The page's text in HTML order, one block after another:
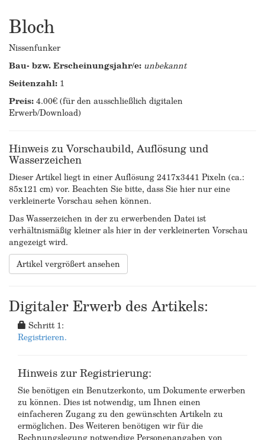
Bloch
Nissenfunker
Bau- bzw. Erscheinungsjahr/e: unbekannt
Seitenzahl: 1
Preis:4.00€ (für den ausschließlich digitalen
Erwerb/Download)
Hinweis zu Vorschaubild, Auflösung und
Wasserzeichen
Dieser Artikel liegt in einer Auflösung 2417x3441 Pixeln (ca.:
85x121 cm) vor. Beachten Sie bitte, dass Sie hier nur eine
verkleinerte Vorschau sehen können.
Das Wasserzeichen in der zu erwerbenden Datei ist
verhältnismäßig kleiner als hier in der verkleinerten Vorschau
angezeigt wird.
Artikel vergrößert ansehen
Digitaler Erwerb des Artikels:
Schritt 1:
Registrieren.
Hinweis zur Registrierung:
Sie benötigen ein Benutzerkonto, um Dokumente erwerben
zu können. Dies ist notwendig, um Ihnen einen
einfacheren Zugang zu den gewünschten Artikeln zu
ermöglichen. Des Weiteren benötigen wir für die
Rechnungslegung notwendige Personenangaben von